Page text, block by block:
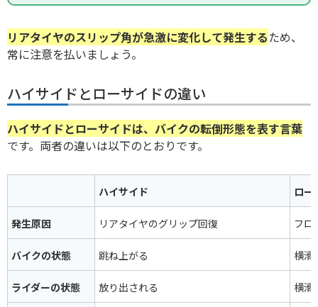
リアタイヤのスリップ角が急激に変化して発生するため、
常に注意を払いましょう。
ハイサイドとローサイドの違い
ハイサイドとローサイドは、バイクの転倒形態を表す言葉
です。両者の違いは以下のとおりです。
ハイサイド ロー
発生原因 リアタイヤのグリップ回復 フロ
バイクの状態 跳ね上がる 横滑
ライダーの状態 放り出される 横滑